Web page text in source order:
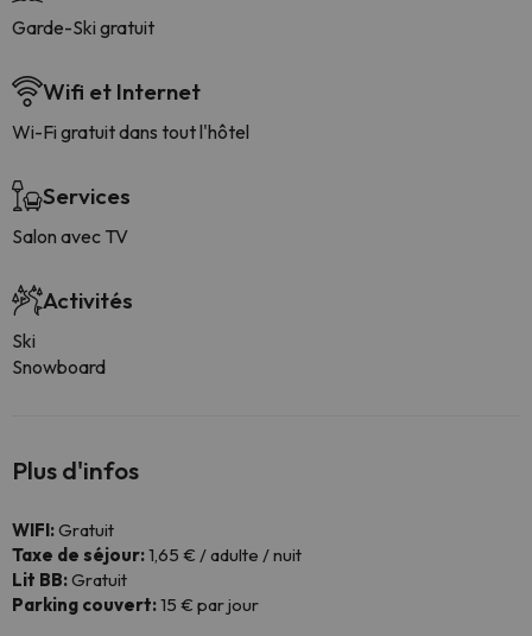
Garde-Ski gratuit
Wifi et Internet
Wi-Fi gratuit dans tout l'hôtel
Services
Salon avec TV
Activités
Ski
Snowboard
Plus d'infos
WIFI:Gratuit
Taxe de séjour:1,65 € / adulte / nuit
Lit BB:Gratuit
Parking couvert:15 € par jour